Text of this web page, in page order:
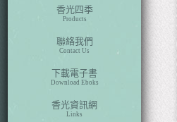
香光四季
Products
聯絡我們
Contact Us
下載電子書
Download Eboks
香光資訊網
Links